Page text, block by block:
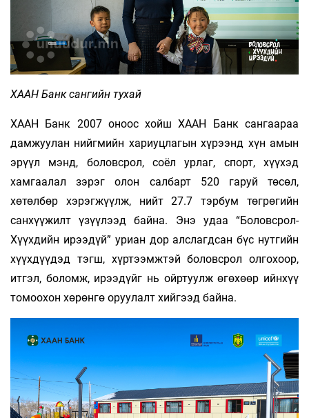
ХААН Банк сангийн тухай
ХААН Банк 2007 оноос хойш ХААН Банк сангаараа
дамжуулан нийгмийн хариуцлагын хүрээнд хүн амын
эрүүл мэнд, боловсрол, соёл урлаг, спорт, хүүхэд
хамгаалал зэрэг олон салбарт 520 гаруй төсөл,
хөтөлбөр хэрэгжүүлж, нийт 27.7 тэрбум төгрөгийн
санхүүжилт үзүүлээд байна. Энэ удаа “Боловсрол-
Хүүхдийн ирээдүй” уриан дор алслагдсан бүс нутгийн
хүүхдүүдэд тэгш, хүртээмжтэй боловсрол олгохоор,
итгэл, боломж, ирээдүйг нь ойртуулж өгөхөөр ийнхүү
томоохон хөрөнгө оруулалт хийгээд байна.